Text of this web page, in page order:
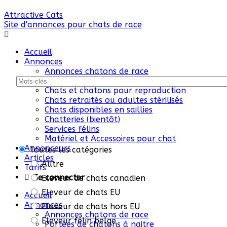
Attractive Cats
Site d'annonces pour chats de race
Accueil
Annonces
Annonces chatons de race
Portées de chatons à naitre
Chats et chatons pour reproduction
Chats retraités ou adultes stérilisés
Chats disponibles en saillies
Chatteries (bientôt)
Services félins
Matériel et Accessoires pour chat
Annonceurs
Articles
Tarifs
Se connecter
Accueil
Annonces
Annonces chatons de race
Portées de chatons à naitre
Toutes les catégories
Autre
Eleveur de chats canadien
Eleveur de chats EU
Eleveur de chats hors EU
Eleveur félin belge